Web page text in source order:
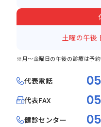
土曜の午後
※月～金曜日の午後の診療は予約
代表電話
代表FAX
健診センター